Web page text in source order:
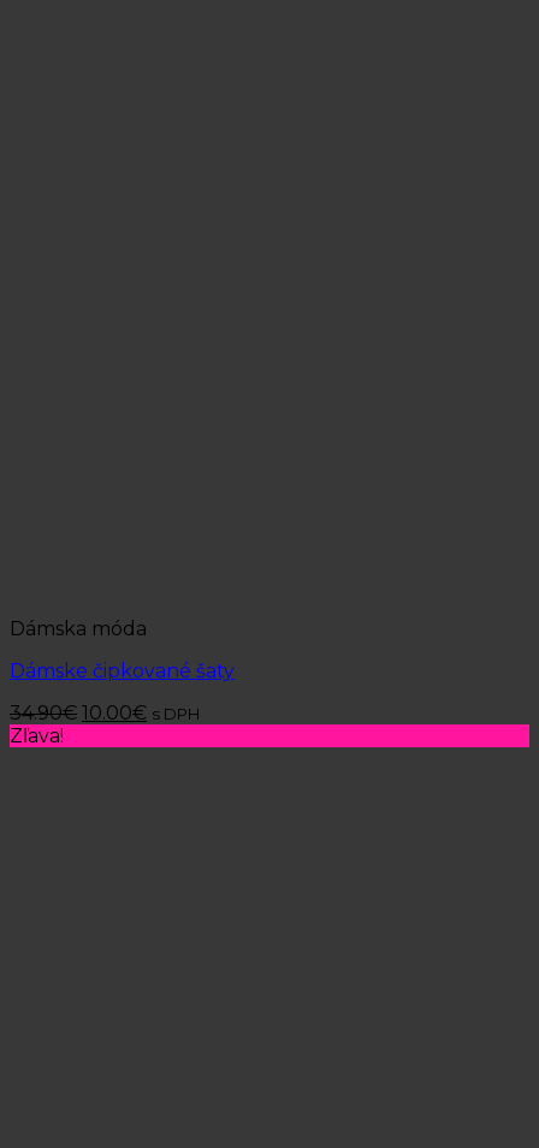
Dámska móda
Dámske čipkované šaty
34.90€ 10.00€ s DPH
Zľava!